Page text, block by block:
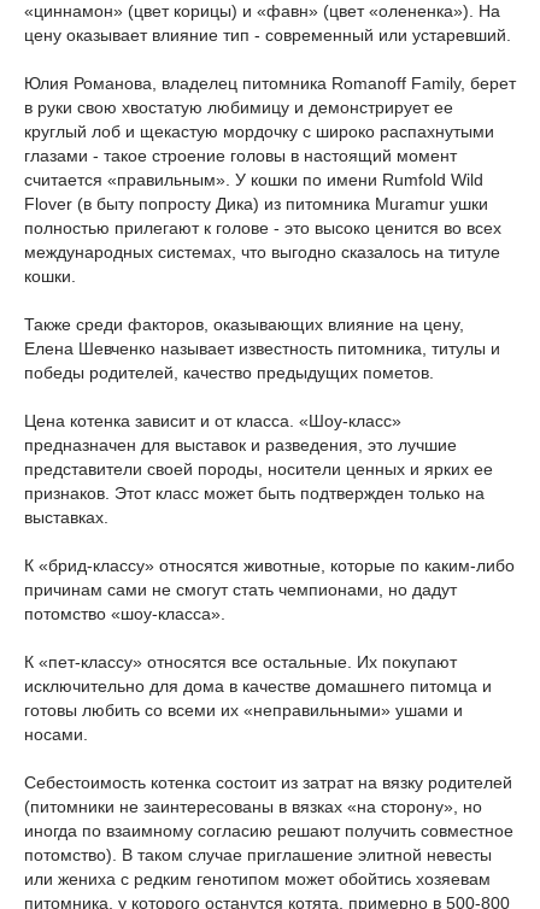
«циннамон» (цвет корицы) и «фавн» (цвет «олененка»). На
цену оказывает влияние тип - современный или устаревший.
Юлия Романова, владелец питомника Romanoff Family, берет
в руки свою хвостатую любимицу и демонстрирует ее
круглый лоб и щекастую мордочку с широко распахнутыми
глазами - такое строение головы в настоящий момент
считается «правильным». У кошки по имени Rumfold Wild
Flover (в быту попросту Дика) из питомника Muramur ушки
полностью прилегают к голове - это высоко ценится во всех
международных системах, что выгодно сказалось на титуле
кошки.
Также среди факторов, оказывающих влияние на цену,
Елена Шевченко называет известность питомника, титулы и
победы родителей, качество предыдущих пометов.
Цена котенка зависит и от класса. «Шоу-класс»
предназначен для выставок и разведения, это лучшие
представители своей породы, носители ценных и ярких ее
признаков. Этот класс может быть подтвержден только на
выставках.
К «брид-классу» относятся животные, которые по каким-либо
причинам сами не смогут стать чемпионами, но дадут
потомство «шоу-класса».
К «пет-классу» относятся все остальные. Их покупают
исключительно для дома в качестве домашнего питомца и
готовы любить со всеми их «неправильными» ушами и
носами.
Себестоимость котенка состоит из затрат на вязку родителей
(питомники не заинтересованы в вязках «на сторону», но
иногда по взаимному согласию решают получить совместное
потомство). В таком случае приглашение элитной невесты
или жениха с редким генотипом может обойтись хозяевам
питомника, у которого останутся котята, примерно в 500-800